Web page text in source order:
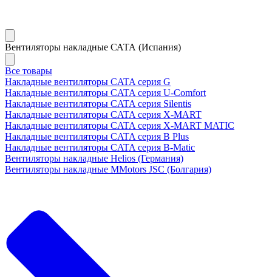
Вентиляторы накладные САТА (Испания)
Все товары
Накладные вентиляторы CATA серия G
Накладные вентиляторы CATA серия U-Comfort
Накладные вентиляторы CATA серия Silentis
Накладные вентиляторы CATA серия X-MART
Накладные вентиляторы CATA серия X-MART MATIC
Накладные вентиляторы CATA серия B Plus
Накладные вентиляторы CATA серия B-Matic
Вентиляторы накладные Helios (Германия)
Вентиляторы накладные MMotors JSC (Болгария)